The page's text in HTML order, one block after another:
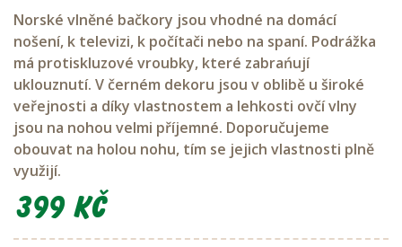
Norské vlněné bačkory jsou vhodné na domácí
nošení, k televizi, k počítači nebo na spaní. Podrážka
má protiskluzové vroubky, které zabrańují
uklouznutí. V černém dekoru jsou v oblibě u široké
veřejnosti a díky vlastnostem a lehkosti ovčí vlny
jsou na nohou velmi příjemné. Doporučujeme
obouvat na holou nohu, tím se jejich vlastnosti plně
využijí.
399 Kč